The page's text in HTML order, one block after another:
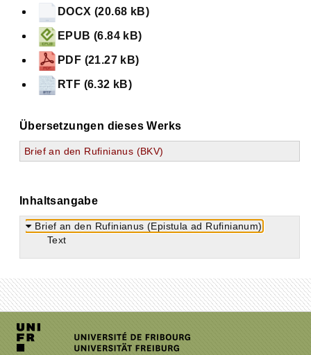
DOCX (20.68 kB)
EPUB (6.84 kB)
PDF (21.27 kB)
RTF (6.32 kB)
Übersetzungen dieses Werks
Brief an den Rufinianus (BKV)
Inhaltsangabe
Brief an den Rufinianus (Epistula ad Rufinianum)
Text